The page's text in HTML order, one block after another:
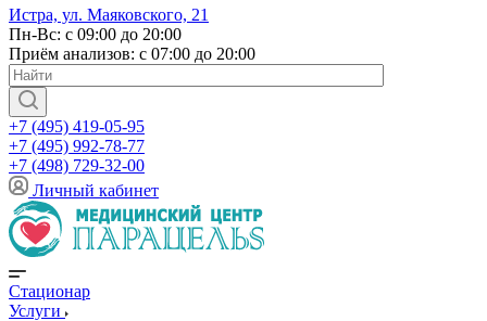
Истра, ул. Маяковского, 21
Пн-Вс: с 09:00 до 20:00
Приём анализов: с 07:00 до 20:00
+7 (495) 419-05-95
+7 (495) 992-78-77
+7 (498) 729-32-00
Личный кабинет
Стационар
Услуги